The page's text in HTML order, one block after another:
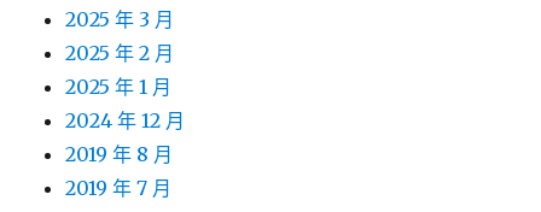
2025 年 3 月
2025 年 2 月
2025 年 1 月
2024 年 12 月
2019 年 8 月
2019 年 7 月